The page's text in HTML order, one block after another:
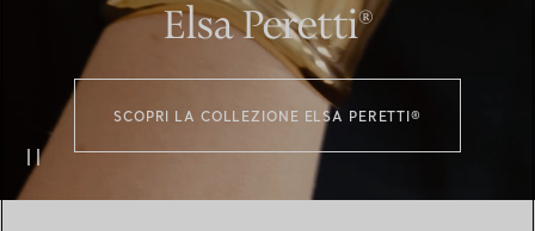
Elsa Peretti®
SCOPRI LA COLLEZIONE ELSA PERETTI®